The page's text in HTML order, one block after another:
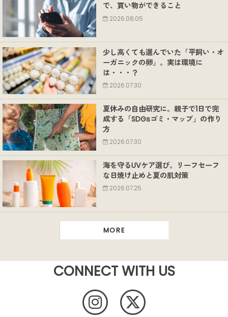
で、買い物ができること
2026.08.05
少し高くても選んでいた「平飼い・オ
ーガニックの卵」。実は環境に
は・・・？
2026.07.30
夏休みの自由研究に。親子で1日で完
成する「SDGsゴミ・マップ」の作り
方
2026.07.30
海を守るUVケア選び。リーフセーフ
な日焼け止めと夏の肌対策
2026.07.25
MORE
CONNECT WITH US